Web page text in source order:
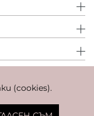
(cookies).
BGN